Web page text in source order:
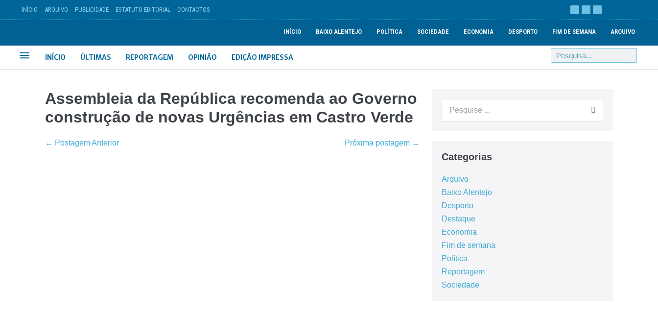
INÍCIO ARQUIVO PUBLICIDADE ESTATUTO EDITORIAL CONTACTOS
INÍCIO BAIXO ALENTEJO POLÍTICA SOCIEDADE ECONOMIA DESPORTO FIM DE SEMANA ARQUIVO
INÍCIO ÚLTIMAS REPORTAGEM OPINIÃO EDIÇÃO IMPRESSA
Assembleia da República recomenda ao Governo
construção de novas Urgências em Castro Verde
← Postagem Anterior Próxima postagem →
Categorias
Arquivo
Baixo Alentejo
Desporto
Destaque
Economia
Fim de semana
Política
Reportagem
Sociedade